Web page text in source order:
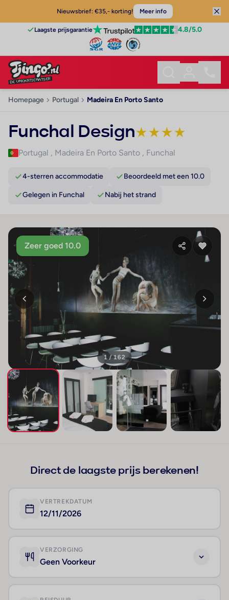
Nieuwsbrief: €35,- korting! Meer info
Laagste prijsgarantie 4.8/5.0
Homepage Portugal Madeira En Porto Santo
Funchal Design★★★★
Portugal , Madeira En Porto Santo , Funchal
4-sterren accommodatie Beoordeeld met een 10.0
Gelegen in Funchal Nabij het strand
Zeer goed 10.0
1 / 162
Direct de laagste prijs berekenen!
VERTREKDATUM
12/11/2026
VERZORGING
Geen Voorkeur